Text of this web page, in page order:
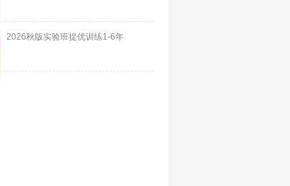
2026秋版实验班提优训练1-6年